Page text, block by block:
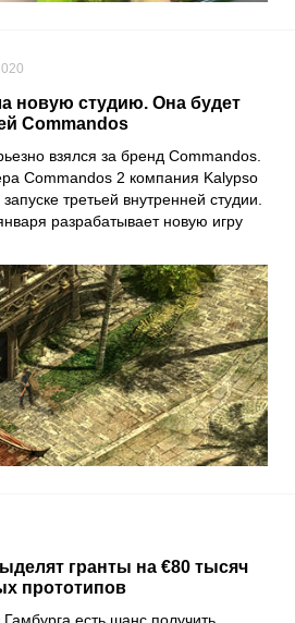
новую студию. Она будет
Commandos
взялся за бренд Commandos
Commandos 2 компания Kalypso
третьей внутренней студии.
разрабатывает новую игру
гранты на €80 тысяч
прототипов